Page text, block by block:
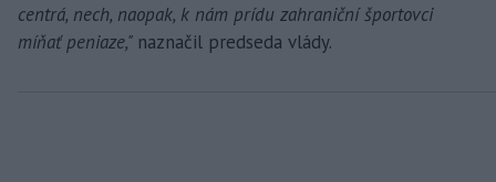
centrá, nech, naopak, k nám prídu zahraniční športovci
míňať peniaze," naznačil predseda vlády.